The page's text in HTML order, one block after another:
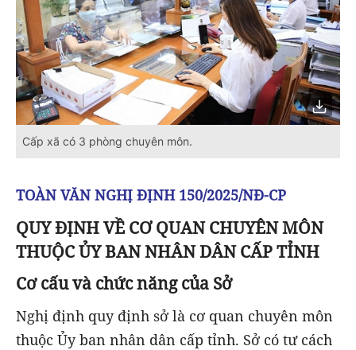
Cấp xã có 3 phòng chuyên môn.
TOÀN VĂN NGHỊ ĐỊNH 150/2025/NĐ-CP
QUY ĐỊNH VỀ CƠ QUAN CHUYÊN MÔN
THUỘC ỦY BAN NHÂN DÂN CẤP TỈNH
Cơ cấu và chức năng của Sở
Nghị định quy định sở là cơ quan chuyên môn
thuộc Ủy ban nhân dân cấp tỉnh. Sở có tư cách